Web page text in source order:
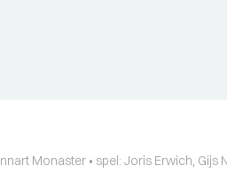
Monaster • spel: Joris Erwich, Gijs